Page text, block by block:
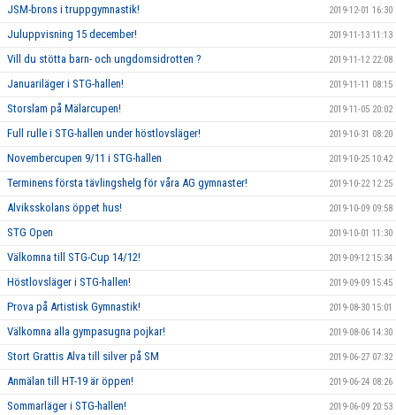
JSM-brons i truppgymnastik! 2019-12-01 16:30
Juluppvisning 15 december! 2019-11-13 11:13
Vill du stötta barn- och ungdomsidrotten ? 2019-11-12 22:08
Januariläger i STG-hallen! 2019-11-11 08:15
Storslam på Mälarcupen! 2019-11-05 20:02
Full rulle i STG-hallen under höstlovsläger! 2019-10-31 08:20
Novembercupen 9/11 i STG-hallen 2019-10-25 10:42
Terminens första tävlingshelg för våra AG gymnaster! 2019-10-22 12:25
Alviksskolans öppet hus! 2019-10-09 09:58
STG Open 2019-10-01 11:30
Välkomna till STG-Cup 14/12! 2019-09-12 15:34
Höstlovsläger i STG-hallen! 2019-09-09 15:45
Prova på Artistisk Gymnastik! 2019-08-30 15:01
Välkomna alla gympasugna pojkar! 2019-08-06 14:30
Stort Grattis Alva till silver på SM 2019-06-27 07:32
Anmälan till HT-19 är öppen! 2019-06-24 08:26
Sommarläger i STG-hallen! 2019-06-09 20:53